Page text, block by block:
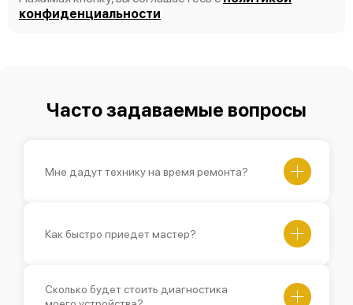
конфиденциальности
Часто задаваемые вопросы
Мне дадут технику на время ремонта?
Как быстро приедет мастер?
Сколько будет стоить диагностика